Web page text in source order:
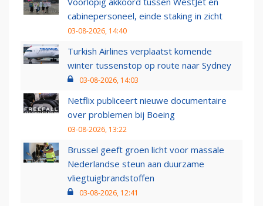
cabinepersoneel, einde staking in zicht
03-08-2026, 14:40
Turkish Airlines verplaatst komende
winter tussenstop op route naar Sydney
03-08-2026, 14:03
Netflix publiceert nieuwe documentaire
over problemen bij Boeing
03-08-2026, 13:22
Brussel geeft groen licht voor massale
Nederlandse steun aan duurzame
vliegtuigbrandstoffen
03-08-2026, 12:41